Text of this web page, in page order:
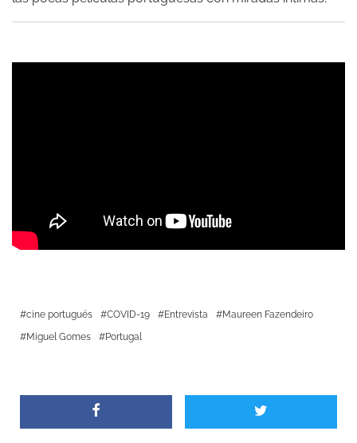
cine portugués COVID-19 Entrevista
Maureen Fazendeiro
Miguel Gomes
Portugal